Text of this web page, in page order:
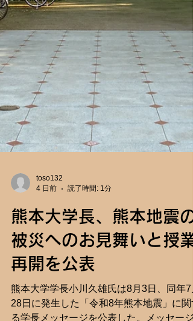
toso132
4 日前
読了時間: 1分
熊本大学長、熊本地震の
被災へのお見舞いと授業